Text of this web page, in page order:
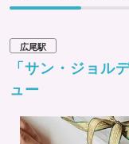
広尾駅
「サン・ジョル
ュー